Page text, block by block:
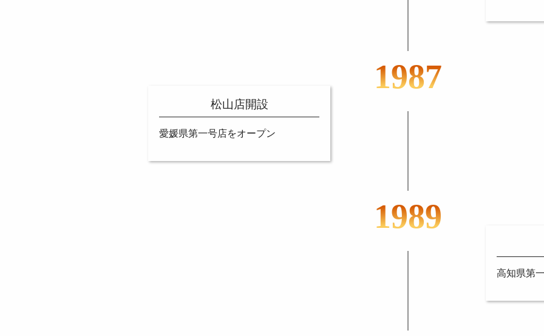
1987
松山店開設
愛媛県第一号店をオープン
1989
高知県第